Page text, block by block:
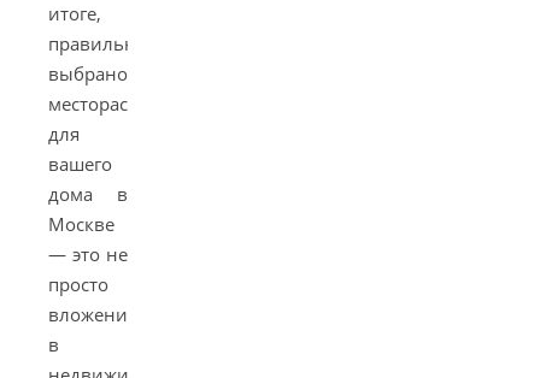
итоге,
правильно
выбраное
месторасположение
для
вашего
дома в
Москве
— это не
просто
вложение
в